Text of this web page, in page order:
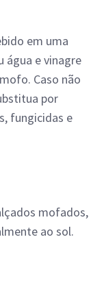
em uma
água e vinagre
Caso não
por
fungicidas e
mofados,
ao sol.